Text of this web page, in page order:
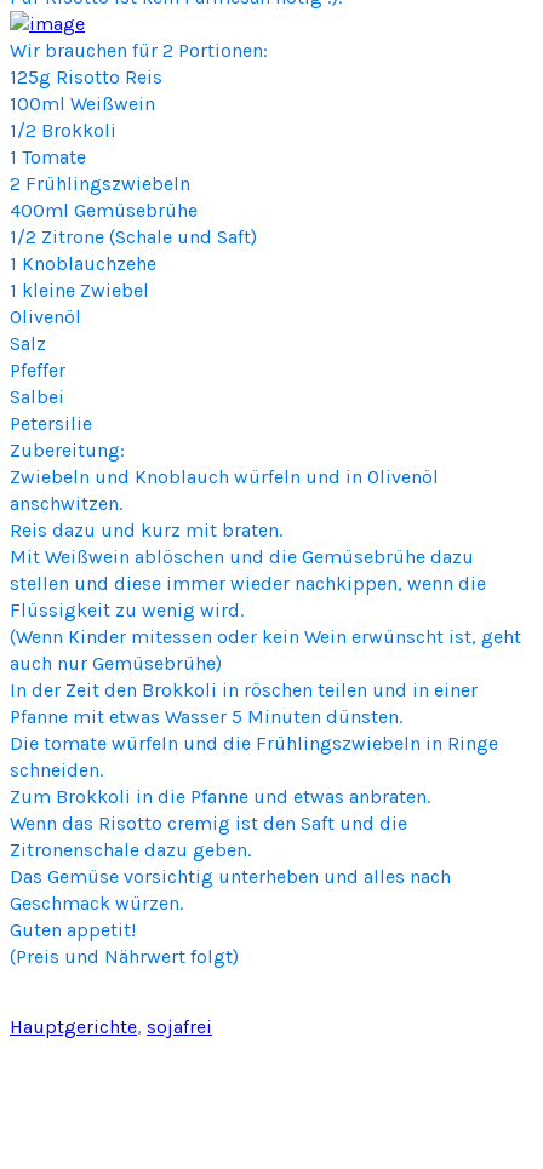
k
i
s
o
Wir brauchen für 2 Portionen:
125g Risotto Reis
100ml Weißwein
1/2 Brokkoli
1 Tomate
2 Frühlingszwiebeln
400ml Gemüsebrühe
1/2 Zitrone (Schale und Saft)
1 Knoblauchzehe
1 kleine Zwiebel
Olivenöl
Salz
Pfeffer
Salbei
Petersilie
Zubereitung:
Zwiebeln und Knoblauch würfeln und in Olivenöl
anschwitzen.
Reis dazu und kurz mit braten.
Mit Weißwein ablöschen und die Gemüsebrühe dazu
stellen und diese immer wieder nachkippen, wenn die
Flüssigkeit zu wenig wird.
(Wenn Kinder mitessen oder kein Wein erwünscht ist, geht
auch nur Gemüsebrühe)
In der Zeit den Brokkoli in röschen teilen und in einer
Pfanne mit etwas Wasser 5 Minuten dünsten.
Die tomate würfeln und die Frühlingszwiebeln in Ringe
schneiden.
Zum Brokkoli in die Pfanne und etwas anbraten.
Wenn das Risotto cremig ist den Saft und die
Zitronenschale dazu geben.
Das Gemüse vorsichtig unterheben und alles nach
Geschmack würzen.
Guten appetit!
(Preis und Nährwert folgt)
Hauptgerichte, sojafrei